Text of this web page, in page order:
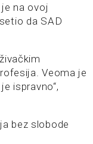
na ovoj
da SAD
Veoma je
ispravno“,
bez slobode